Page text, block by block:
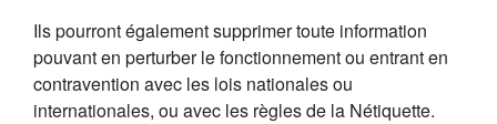
Ils pourront également supprimer toute information
pouvant en perturber le fonctionnement ou entrant en
contravention avec les lois nationales ou
internationales, ou avec les règles de la Nétiquette.